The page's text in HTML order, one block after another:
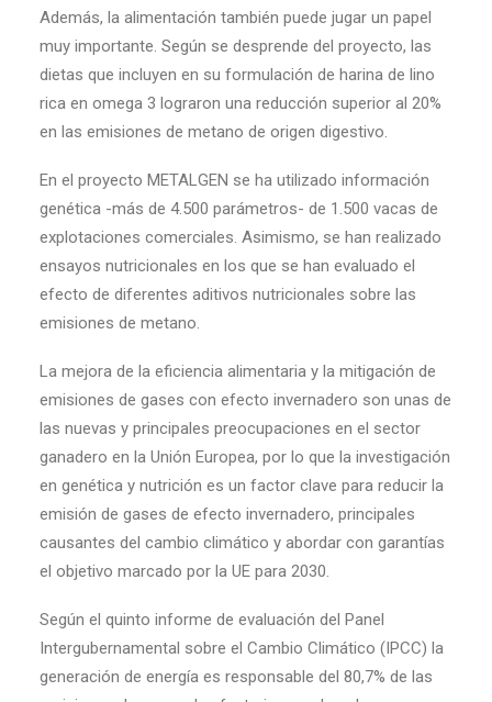
Además, la alimentación también puede jugar un papel
muy importante. Según se desprende del proyecto, las
dietas que incluyen en su formulación de harina de lino
rica en omega 3 lograron una reducción superior al 20%
en las emisiones de metano de origen digestivo.
En el proyecto METALGEN se ha utilizado información
genética -más de 4.500 parámetros- de 1.500 vacas de
explotaciones comerciales. Asimismo, se han realizado
ensayos nutricionales en los que se han evaluado el
efecto de diferentes aditivos nutricionales sobre las
emisiones de metano.
La mejora de la eficiencia alimentaria y la mitigación de
emisiones de gases con efecto invernadero son unas de
las nuevas y principales preocupaciones en el sector
ganadero en la Unión Europea, por lo que la investigación
en genética y nutrición es un factor clave para reducir la
emisión de gases de efecto invernadero, principales
causantes del cambio climático y abordar con garantías
el objetivo marcado por la UE para 2030.
Según el quinto informe de evaluación del Panel
Intergubernamental sobre el Cambio Climático (IPCC) la
generación de energía es responsable del 80,7% de las